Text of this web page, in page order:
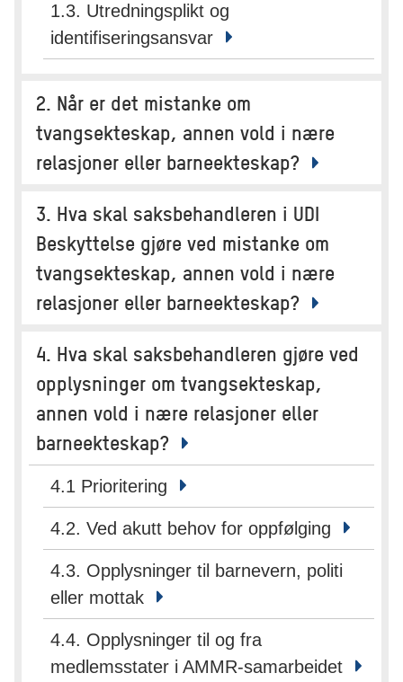
1.3. Utredningsplikt og
identifiseringsansvar
2. Når er det mistanke om
tvangsekteskap, annen vold i nære
relasjoner eller barneekteskap?
3. Hva skal saksbehandleren i UDI
Beskyttelse gjøre ved mistanke om
tvangsekteskap, annen vold i nære
relasjoner eller barneekteskap?
4. Hva skal saksbehandleren gjøre ved
opplysninger om tvangsekteskap,
annen vold i nære relasjoner eller
barneekteskap?
4.1 Prioritering
4.2. Ved akutt behov for oppfølging
4.3. Opplysninger til barnevern, politi
eller mottak
4.4. Opplysninger til og fra
medlemsstater i AMMR-samarbeidet